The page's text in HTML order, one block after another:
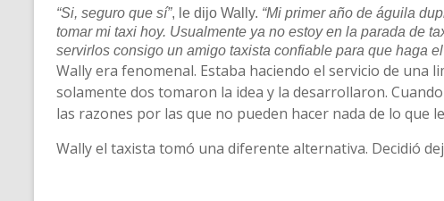
“Si, seguro que sí”, le dijo Wally. “Mi primer año de águila
tomar mi taxi hoy. Usualmente ya no estoy en la parada de
servirlos consigo un amigo taxista confiable para que haga el
Wally era fenomenal. Estaba haciendo el servicio de
solamente dos tomaron la idea y la desarrollaron.
las razones por las que no pueden hacer nada de lo que
Wally el taxista tomó una diferente alternativa. Decidió